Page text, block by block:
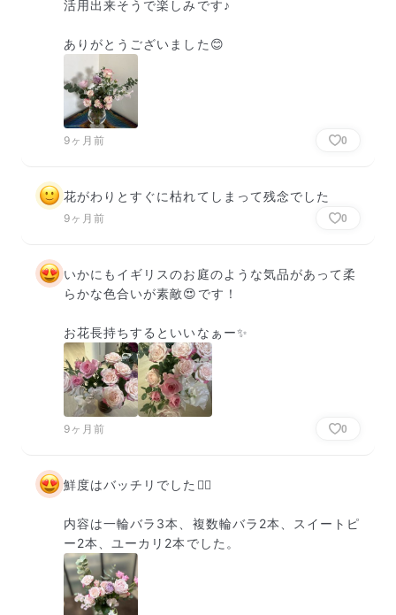
活用出来そうで楽しみです♪
ありがとうございました😊
9ヶ月前 0
花がわりとすぐに枯れてしまって残念でした
9ヶ月前 0
いかにもイギリスのお庭のような気品があって柔
らかな色合いが素敵😍です！
お花長持ちするといいなぁー✨
9ヶ月前 0
鮮度はバッチリでした👍🏻
内容は一輪バラ3本、複数輪バラ2本、スイートピ
ー2本、ユーカリ2本でした。